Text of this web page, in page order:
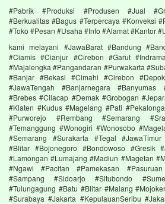
#Pabrik #Produksi #Produsen #Jual
#Berkualitas #Bagus #Terpercaya #Konveksi
#Toko #Pesan #Usaha #Info #Alamat #Kantor
kami melayani #JawaBarat #Bandung
#Ciamis #Cianjur #Cirebon #Garut
#Majalengka #Pangandaran #Purwakarta
#Banjar #Bekasi #Cimahi #Cirebon
#JawaTengah #Banjarnegara
#Brebes #Cilacap #Demak #Grobogan
#Klaten #Kudus #Magelang #Pati
#Purworejo #Rembang #Semarang
#Temanggung #Wonogiri #Wonosobo
#Semarang #Surakarta #Tegal
#Blitar #Bojonegoro #Bondowoso #Gresik
#Lamongan #Lumajang #Madiun #Magetan
#Ngawi #Pacitan #Pamekasan
#Sampang #Sidoarjo #Situbondo
#Tulungagung #Batu #Blitar #Malang
#Surabaya #Jakarta #KepulauanSeribu